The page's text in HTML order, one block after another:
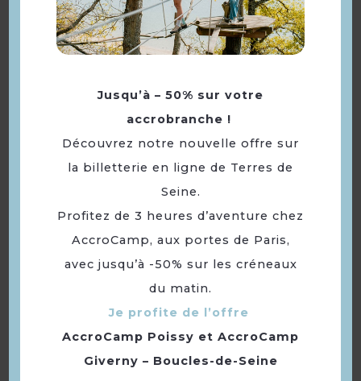
Jusqu’à – 50% sur votre
accrobranche !
Découvrez notre nouvelle offre sur
la billetterie en ligne de Terres de
Seine.
Profitez de 3 heures d’aventure chez
AccroCamp, aux portes de Paris,
avec jusqu’à -50% sur les créneaux
du matin.
Je profite de l’offre
AccroCamp Poissy et AccroCamp
Giverny – Boucles-de-Seine